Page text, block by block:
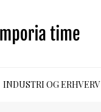
INDUSTRI OG ERHVERV